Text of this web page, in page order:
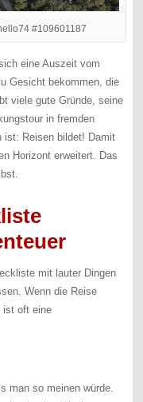
#109601187
eine Auszeit vom
Gesicht bekommen, die
viele gute Gründe, seine
in fremden
ist: Reisen bildet! Damit
Horizont erweitert. Das
mit lauter Dingen
Wenn die Reise
ist oft eine
man so meinen würde.